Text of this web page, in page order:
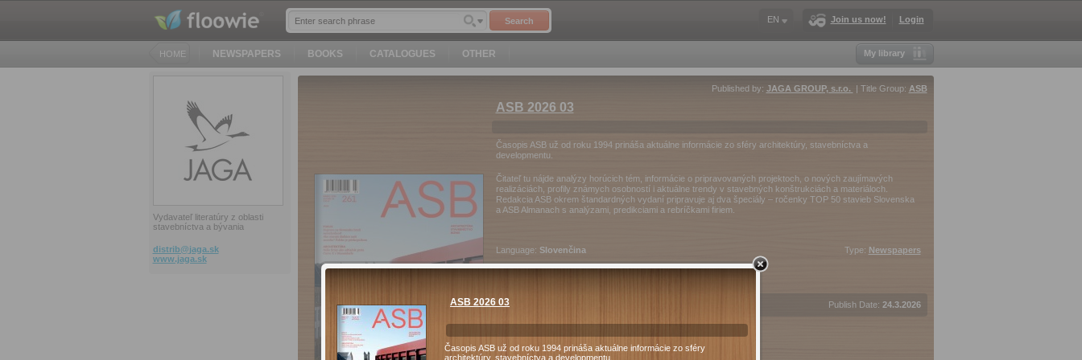
Search Join us now! Login
EN
HOME NEWSPAPERS BOOKS CATALOGUES OTHER My library
Vydavateľ literatúry z oblasti
stavebníctva a bývania
distrib@jaga.sk
www.jaga.sk
Published by: JAGA GROUP, s.r.o. | Title Group: ASB
ASB 2026 03
Časopis ASB už od roku 1994 prináša aktuálne informácie zo sféry architektúry, stavebníctva a
developmentu.
Čitateľ tu nájde analýzy horúcich tém, informácie o pripravovaných projektoch, o nových zaujímavých
realizáciách, profily známych osobností i aktuálne trendy v stavebných konštrukciách a materiáloch.
Redakcia ASB okrem štandardných vydaní pripravuje aj dva špeciály – ročenky TOP 50 stavieb Slovenska
a ASB Almanach s analýzami, predikciami a rebríčkami firiem.
Language: Slovenčina Type: Newspapers
Category: Home & Garden
Pages: Publish Date: 24.3.2026
ASB 2026 03
Časopis ASB už od roku 1994 prináša aktuálne informácie zo sféry
architektúry, stavebníctva a developmentu.